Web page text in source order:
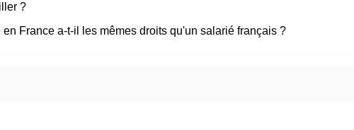
?
France a-t-il les mêmes droits qu'un salarié français ?